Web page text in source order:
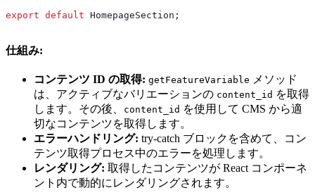
export default HomepageSection ;
仕組み:
コンテンツ ID の取得: getFeatureVariable メソッド
は、アクティブなバリエーションの content_id を取得
します。その後、
content_id を使用して CMS から適
切なコンテンツを取得します。
エラーハンドリング: try-catch ブロックを含めて、コン
テンツ取得プロセス中のエラーを処理します。
レンダリング: 取得したコンテンツが React コンポーネ
ント内で動的にレンダリングされます。